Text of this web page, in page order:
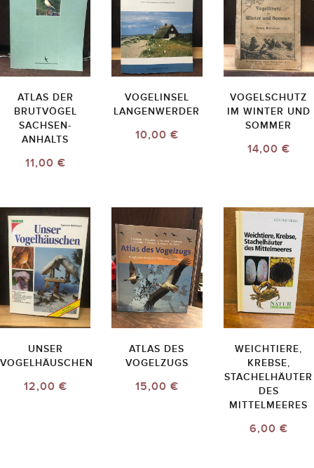
ATLAS DER
BRUTVÖGEL
SACHSEN-
ANHALTS
11,00 €
VOGELINSEL
LANGENWERDER
10,00 €
VOGELSCHUTZ
IM WINTER UND
SOMMER
14,00 €
UNSER
VOGELHÄUSCHEN
12,00 €
ATLAS DES
VOGELZUGS
15,00 €
WEICHTIERE,
KREBSE,
STACHELHÄUTER
DES
MITTELMEERES
6,00 €